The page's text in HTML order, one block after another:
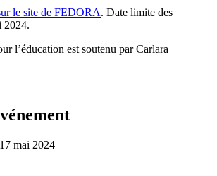
le site de FEDORA. Date limite des
2024.
l’éducation est soutenu par Carlara
mai 2024